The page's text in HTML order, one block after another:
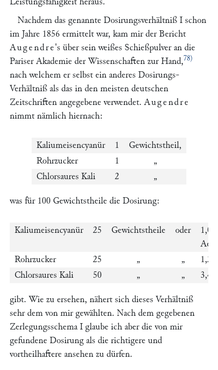
Nachdem das genannte Dosirungsverhältniß I schon
im Jahre 1856 ermittelt war, kam mir der Bericht
Augendre 's über sein weißes Schießpulver an die
Pariser Akademie der Wissenschaften zur Hand,78)
nach welchem er selbst ein anderes Dosirungs-
Verhältniß als das in den meisten deutschen
Zeitschriften angegebene verwendet. Augendre
nimmt nämlich hiernach:
Kaliumeisencyanür 1
Gewichtstheil,
Rohrzucker
1
„
Chlorsaures Kali
2 „
was für 100 Gewichtstheile die Dosirung:
Kaliumeisencyanür 25 Gewichtstheile oder
Aeq.
Rohrzucker
25 „ „
Chlorsaures Kali
50 „ „
gibt. Wie zu ersehen, nähert sich dieses Verhältniß
sehr dem von mir gewählten. Nach dem gegebenen
Zerlegungsschema I glaube ich aber die von mir
gefundene Dosirung als die richtigere und
vortheilhaftere ansehen zu dürfen.